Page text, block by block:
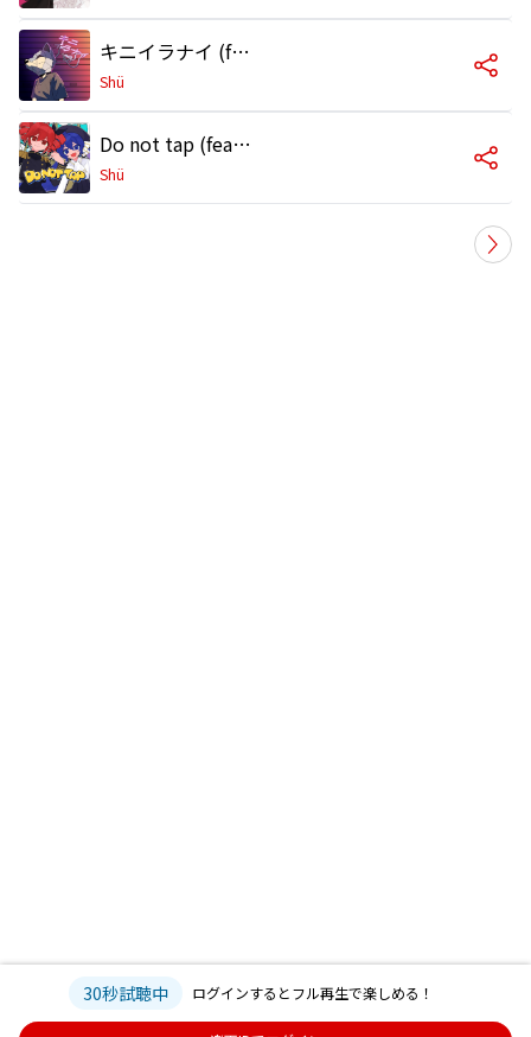
キニイラナイ (feat. 花隈千冬)
Shü
Do not tap (feat. 重音テト & 音街ウナ)
Shü
30秒試聴中 ログインするとフル再生で楽しめる！